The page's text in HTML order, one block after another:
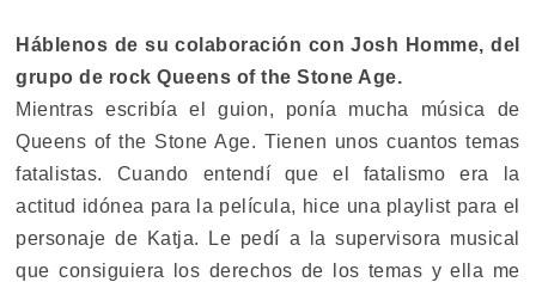
Háblenos de su colaboración con Josh Homme, del
grupo de rock Queens of the Stone Age.
Mientras escribía el guion, ponía mucha música de
Queens of the Stone Age. Tienen unos cuantos temas
fatalistas. Cuando entendí que el fatalismo era la
actitud idónea para la película, hice una playlist para el
personaje de Katja. Le pedí a la supervisora musical
que consiguiera los derechos de los temas y ella me